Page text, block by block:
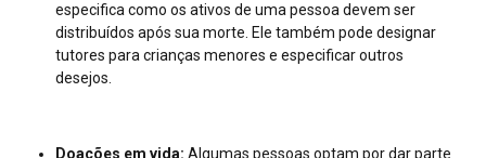
especifica como os ativos de uma pessoa devem ser
distribuídos após sua morte. Ele também pode designar
tutores para crianças menores e especificar outros
desejos.
Doações em vida: Algumas pessoas optam por dar parte